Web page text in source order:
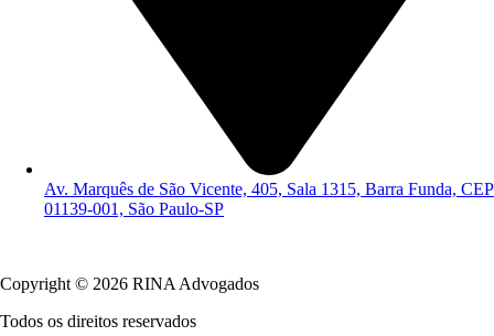
Av. Marquês de São Vicente, 405, Sala 1315, Barra Funda, CEP
01139-001, São Paulo-SP
Copyright © 2026 RINA Advogados
Todos os direitos reservados